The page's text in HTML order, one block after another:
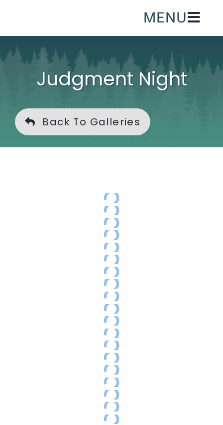
content
MENU
Back To Galleries
Judgment Night